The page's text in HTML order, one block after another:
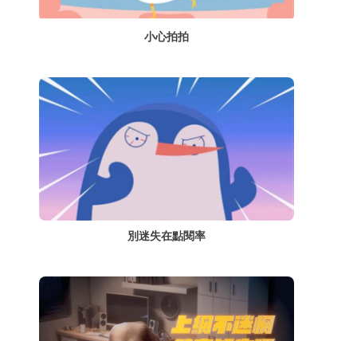
小心拍拍
別迷失在點閱率